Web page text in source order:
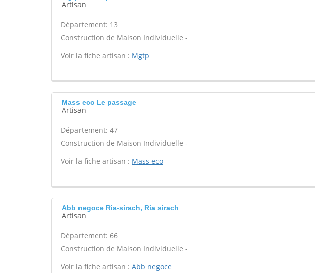
Artisan
Département: 13
Construction de Maison Individuelle -
Voir la fiche artisan : Mgtp
Mass eco Le passage
Artisan
Département: 47
Construction de Maison Individuelle -
Voir la fiche artisan : Mass eco
Abb negoce Ria-sirach, Ria sirach
Artisan
Département: 66
Construction de Maison Individuelle -
Voir la fiche artisan : Abb negoce